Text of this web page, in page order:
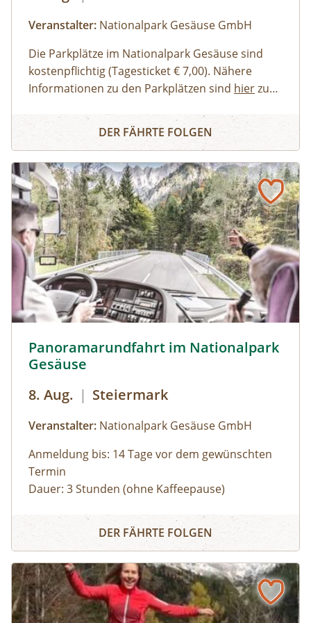
Veranstalter: Nationalpark Gesäuse GmbH
Die Parkplätze im Nationalpark Gesäuse sind
kostenpflichtig (Tagesticket € 7,00). Nähere
Informationen zu den Parkplätzen sind hierzu
den Nationalpark Gesäuse stehen
zur
Familien, Erwachsene mit Kindern
Kinder und Jugendliche
Buch dir deinen Guide - Privat-Tour im Nationalpark
DER FÄHRTE FOLGEN
Panoramarundfahrt im Nationalpark
Gesäuse
8. Aug. | Steiermark
Veranstalter: Nationalpark Gesäuse GmbH
Anmeldung bis: 14 Tage vor dem gewünschten
Termin
Dauer: 3 Stunden (ohne Kaffeepause)
Gesäuse mit Nationalpark Ranger:in – wilde
Natur und besondere Orte.
Bus muss gestellt werden. Auf Wunsch ist eine
Kaffeepause im Nationalpark Pavillon
Gstatterboden möglich (nicht im Preis
Panoramarundfahrt im Nationalpark Gesäuse
DER FÄHRTE FOLGEN